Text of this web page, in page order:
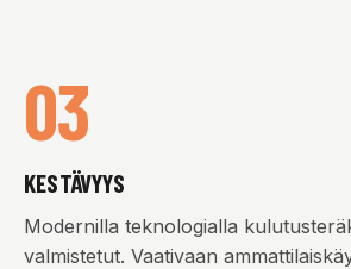
03
KESTÄVYYS
Modernilla teknologialla
valmistetut. Vaativaan